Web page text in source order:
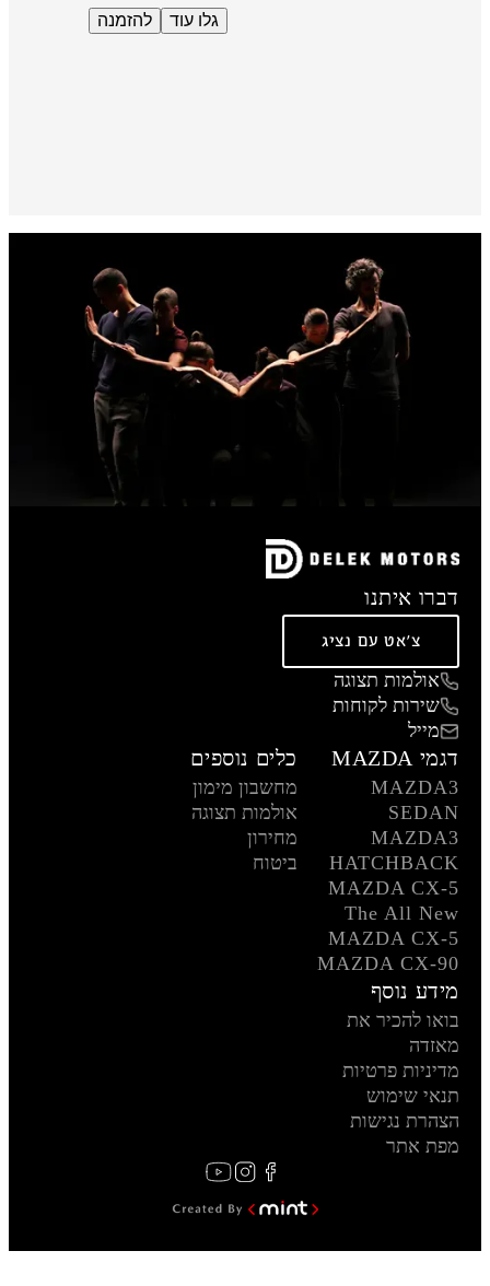
גלו עוד להזמנה
דברו איתנו
צ'אט עם נציג
אולמות תצוגה
שירות לקוחות
מייל
דגמי MAZDA
MAZDA3
SEDAN
MAZDA3
HATCHBACK
MAZDA CX-5
The All New
MAZDA CX-5
MAZDA CX-90
כלים נוספים
מחשבון מימון
אולמות תצוגה
מחירון
ביטוח
מידע נוסף
בואו להכיר את
מאזדה
מדיניות פרטיות
תנאי שימוש
הצהרת נגישות
מפת אתר